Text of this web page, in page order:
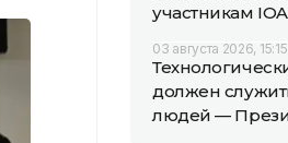
участникам
03 августа 2026, 15:15
должен
людей —